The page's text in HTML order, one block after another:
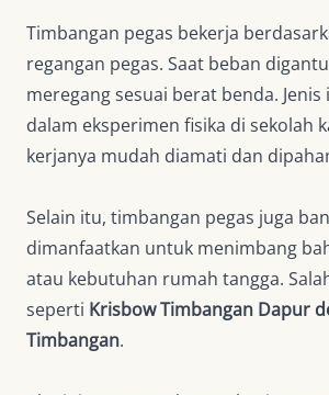
Timbangan pegas bekerja
regangan pegas. Saat beban
meregang sesuai berat benda.
dalam eksperimen fisika di sekolah
kerjanya mudah diamati dan
Selain itu, timbangan pegas juga
dimanfaatkan untuk menimbang
atau kebutuhan rumah tangga.
seperti Krisbow Timbangan Dapur
Timbangan.